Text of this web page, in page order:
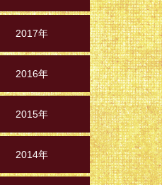
2017年
2016年
2015年
2014年